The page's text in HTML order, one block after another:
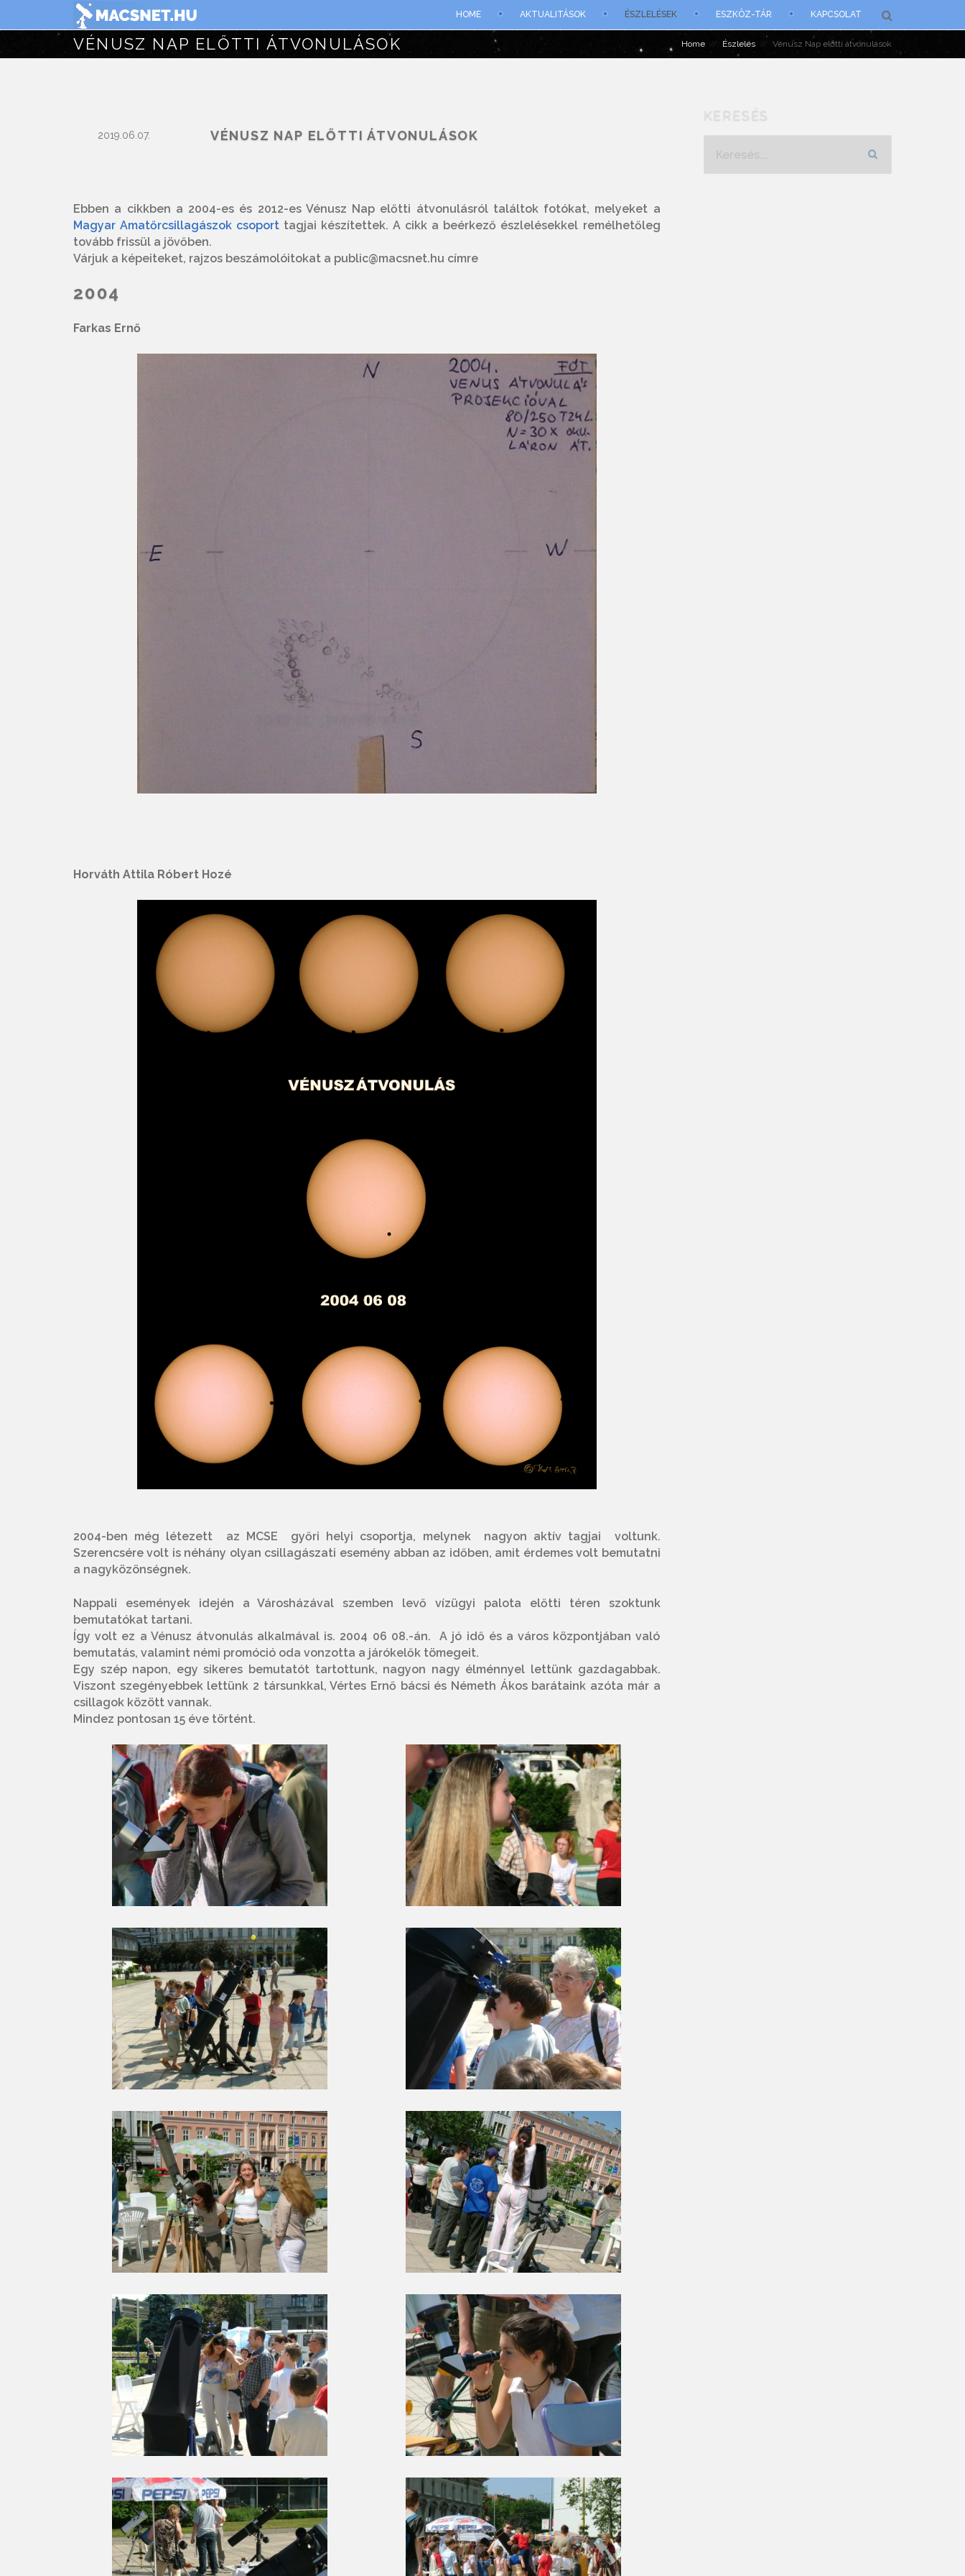
HOME AKTUALITÁSOK ÉSZLELÉSEK ESZKÖZ-TÁR KAPCSOLAT
VÉNUSZ NAP ELŐTTI ÁTVONULÁSOK Home Észlelés Vénusz Nap előtti átvonulások
2019.06.07. VÉNUSZ NAP ELŐTTI ÁTVONULÁSOK
Ebben a cikkben a 2004-es és 2012-es Vénusz Nap előtti átvonulásról találtok fotókat, melyeket a
Magyar Amatőrcsillagászok csoport tagjai készítettek. A cikk a beérkező észlelésekkel remélhetőleg
tovább frissül a jövőben.
Várjuk a képeiteket, rajzos beszámolóitokat a public@macsnet.hu címre
2004
Farkas Ernő
Horváth Attila Róbert Hozé
2004-ben még létezett az MCSE győri helyi csoportja, melynek nagyon aktív tagjai voltunk.
Szerencsére volt is néhány olyan csillagászati esemény abban az időben, amit érdemes volt bemutatni
a nagyközönségnek.
Nappali események idején a Városházával szemben levő vízügyi palota előtti téren szoktunk
bemutatókat tartani.
Így volt ez a Vénusz átvonulás alkalmával is. 2004 06 08.-án. A jó idő és a város központjában való
bemutatás, valamint némi promóció oda vonzotta a járókelők tömegeit.
Egy szép napon, egy sikeres bemutatót tartottunk, nagyon nagy élménnyel lettünk gazdagabbak.
Viszont szegényebbek lettünk 2 társunkkal, Vértes Ernő bácsi és Németh Ákos barátaink azóta már a
csillagok között vannak.
Mindez pontosan 15 éve történt.
KERESÉS